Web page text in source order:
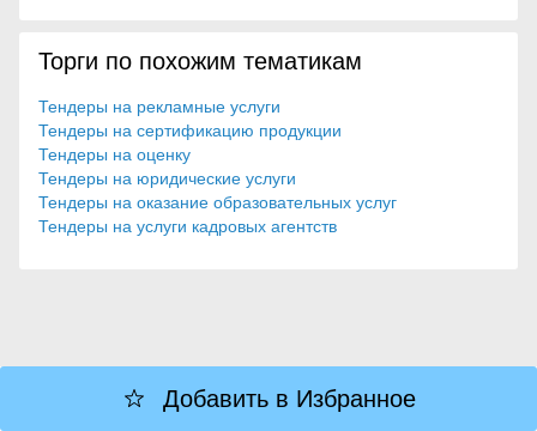
Торги по похожим тематикам
Тендеры на рекламные услуги
Тендеры на сертификацию продукции
Тендеры на оценку
Тендеры на юридические услуги
Тендеры на оказание образовательных услуг
Тендеры на услуги кадровых агентств
Добавить в Избранное